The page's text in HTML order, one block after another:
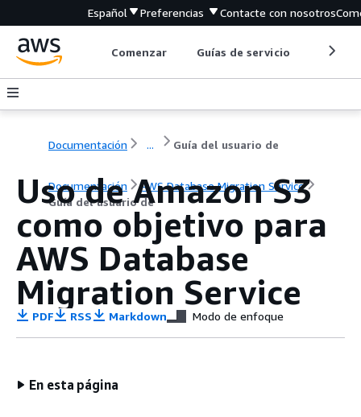
Español Preferencias Contacte con nosotros
Comenzar Guías de servicio
Documentación ... Guía del usuario de
Documentación
AWS Database Migration Service
Guía del usuario de
Uso de Amazon S3
como objetivo para
AWS Database
Migration Service
PDF RSS Markdown Modo de enfoque
En esta página